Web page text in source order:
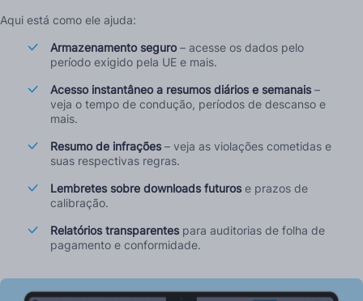
Aqui está como ele ajuda:
Armazenamento seguro – acesse os dados pelo
período exigido pela UE e mais.
Acesso instantâneo a resumos diários e semanais –
veja o tempo de condução, períodos de descanso e
mais.
Resumo de infrações – veja as violações cometidas e
suas respectivas regras.
Lembretes sobre downloads futuros e prazos de
calibração.
Relatórios transparentes para auditorias de folha de
pagamento e conformidade.